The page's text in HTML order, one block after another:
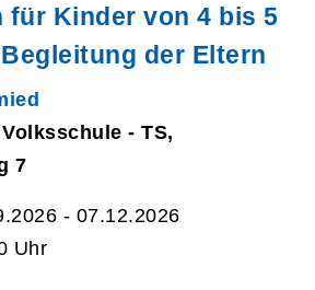
für Kinder von 4 bis 5
der Eltern
- TS,
7
- 07.12.2026
Uhr